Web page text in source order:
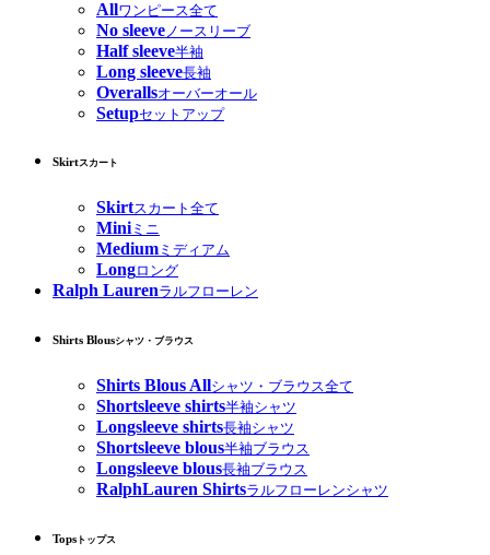
Allワンピース全て
No sleeve ノースリーブ
Half sleeve半袖
Long sleeve長袖
Overallsオーバーオール
Setupセットアップ
Skirtスカート
Skirtスカート全て
Miniミニ
Medium ミディアム
Longロング
Ralph Laurenラルフローレン
Shirts Blousシャツ・ブラウス
Shirts Blous Allシャツ・ブラウス全て
Shortsleeve shirts半袖シャツ
Longsleeve shirts長袖シャツ
Shortsleeve blous半袖ブラウス
Longsleeve blous長袖ブラウス
RalphLauren Shirtsラルフローレンシャツ
Tops トップス